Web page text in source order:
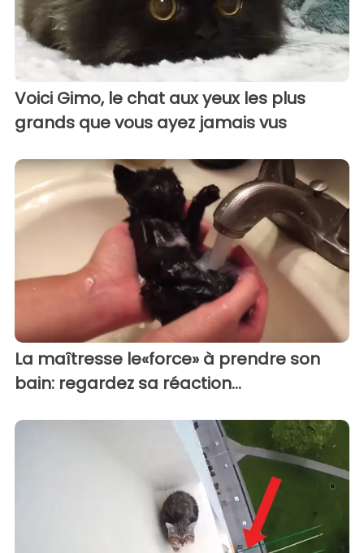
Voici Gimo, le chat aux yeux les plus
grands que vous ayez jamais vus
La maîtresse le«force» à prendre son
bain: regardez sa réaction...